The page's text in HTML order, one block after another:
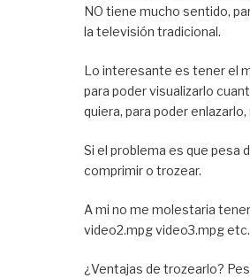
NO tiene mucho sentido,
la televisión tradicional.
Lo interesante es tener el
para poder visualizarlo
quiera, para poder
Si el problema es que pesa
comprimir o trozear.
A mi no me molestaria
video2.mpg video3.mpg etc.
¿Ventajas de trozearlo?